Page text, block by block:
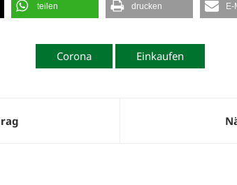
teilen drucken E-
Corona Einkaufen